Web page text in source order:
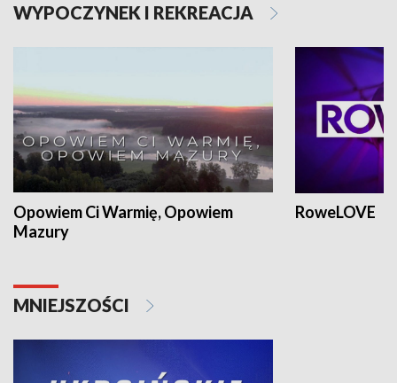
WYPOCZYNEK I REKREACJA
Opowiem Ci Warmię, Opowiem
Mazury
RoweLOVE
MNIEJSZOŚCI